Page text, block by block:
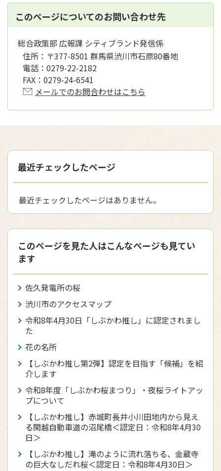
このページについてのお問い合わせ先
総合政策部 広報課 シティブランド発信係
住所： 〒377-8501 群馬県渋川市石原80番地
電話： 0279-22-2182
FAX： 0279-24-6541
メールでのお問合わせはこちら
最近チェックしたページ
最近チェックしたページはありません。
このページを見た人はこんなページも見てい
ます
佐久発電所の桜
渋川市のアクセスマップ
令和8年4月30日「しぶかわ推し」に認定されまし
た
花の名所
【しぶかわ推し第2弾】認定を目指す「候補」を紹
介します
令和8年度「しぶかわ桜まつり」・夜桜ライトアッ
プについて
【しぶかわ推し】赤城町長井小川田地内から見え
る関越自動車道の沼尾橋＜認定日：令和8年4月30
日＞
【しぶかわ推し】滝のように流れ落ちる、金蔵寺
の巨大なしだれ桜＜認定日：令和8年4月30日＞